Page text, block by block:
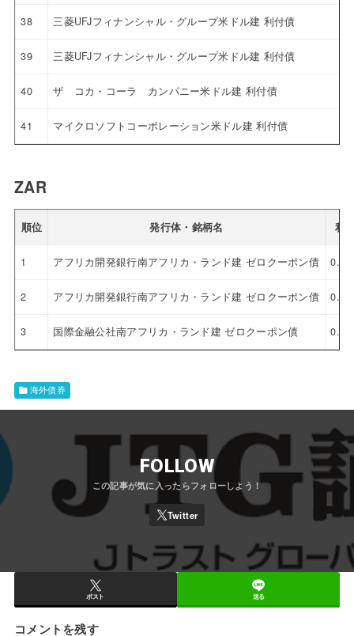
38 三菱UFJフィナンシャル・グループ米ドル建 利付債
39 三菱UFJフィナンシャル・グループ米ドル建 利付債
40 ザ コカ・コーラ カンパニー米ドル建 利付債
41 マイクロソフトコーポレーション米ドル建 利付債
ZAR
順位 発行体・銘柄名 利
1 アフリカ開発銀行南アフリカ・ランド建 ゼロクーポン債
2 アフリカ開発銀行南アフリカ・ランド建 ゼロクーポン債
3 国際金融公社南アフリカ・ランド建 ゼロクーポン債
海外債券
FOLLOW
ポスト 送る
コメントを残す